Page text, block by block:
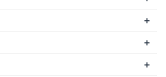
+
+
+